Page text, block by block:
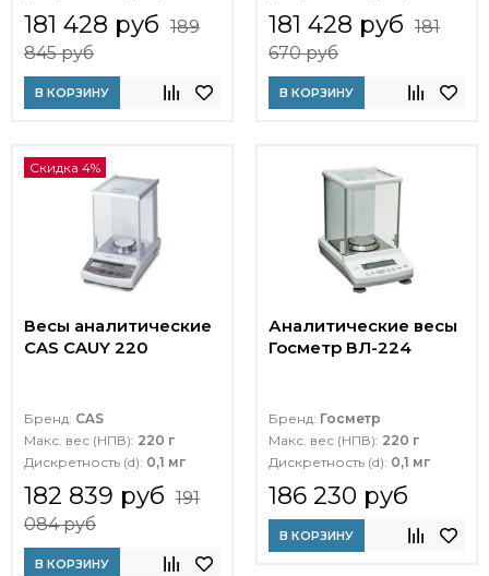
181 428 руб 189
845 руб
В КОРЗИНУ
181 428 руб 181
670 руб
В КОРЗИНУ
Скидка 4%
Весы аналитические
CAS CAUY 220
Бренд: CAS
Макс. вес (НПВ): 220 г
Дискретность (d): 0,1 мг
182 839 руб 191
084 руб
В КОРЗИНУ
Аналитические весы
Госметр ВЛ-224
Бренд: Госметр
Макс. вес (НПВ): 220 г
Дискретность (d): 0,1 мг
186 230 руб
В КОРЗИНУ